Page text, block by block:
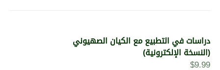
دراسات في التطبيع مع الكيان الصهيوني
(النسخة الإلكترونية)
$9.99